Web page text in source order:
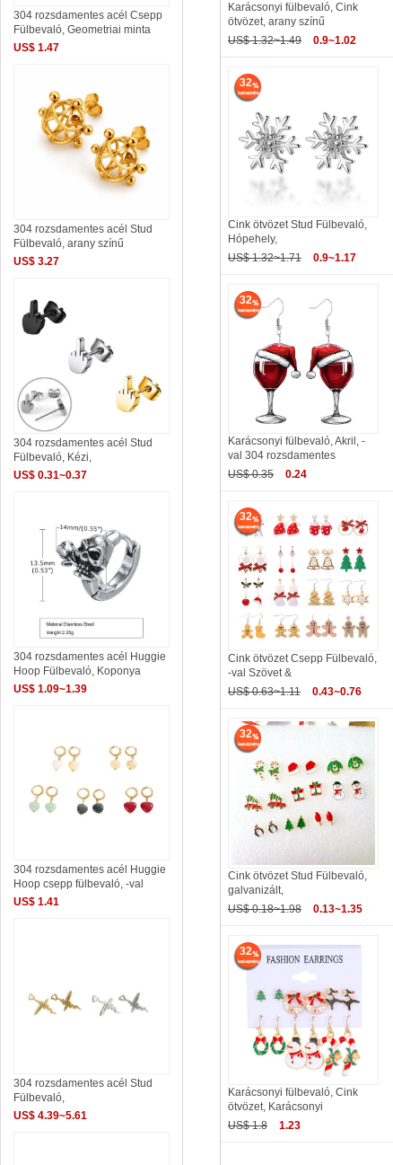
Karácsonyi fülbevaló, Cink
ötvözet, arany színű
US$ 1.32~1.49
0.9~1.02
32
Cink ötvözet Stud Fülbevaló,
Hópehely,
US$ 1.32~1.71
0.9~1.17
32
Karácsonyi fülbevaló, Akril, -
val 304 rozsdamentes
US$ 0.35
0.24
32
Cink ötvözet Csepp Fülbevaló,
-val Szövet &
US$ 0.63~1.11
0.43~0.76
32
Cink ötvözet Stud Fülbevaló,
galvanizált,
US$ 0.18~1.98
0.13~1.35
32
Karácsonyi fülbevaló, Cink
ötvözet, Karácsonyi
US$ 1.8
1.23
304 rozsdamentes acél Csepp
Fülbevaló, Geometriai minta
US$ 1.47
304 rozsdamentes acél Stud
Fülbevaló, arany színű
US$ 3.27
304 rozsdamentes acél Stud
Fülbevaló, Kézi,
US$ 0.31~0.37
304 rozsdamentes acél Huggie
Hoop Fülbevaló, Koponya
US$ 1.09~1.39
304 rozsdamentes acél Huggie
Hoop csepp fülbevaló, -val
US$ 1.41
304 rozsdamentes acél Stud
Fülbevaló,
US$ 4.39~5.61